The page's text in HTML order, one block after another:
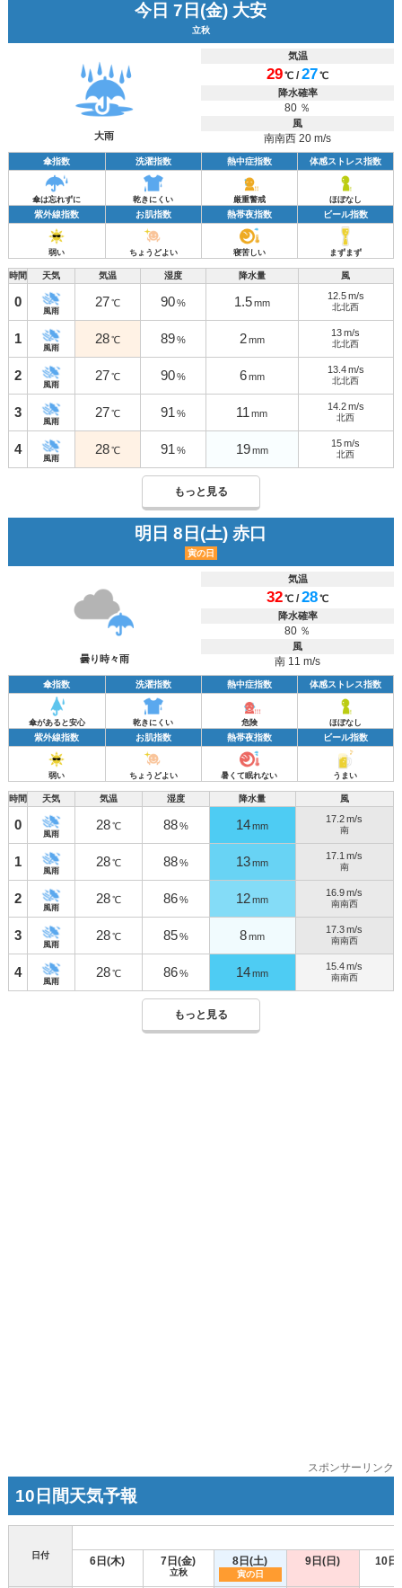
今日 7日(金) 大安
立秋
大雨
気温
29℃ /27℃
降水確率
80 ％
風
南南西 20 m/s
傘指数 洗濯指数 熱中症指数 体感ストレス指数
傘は忘れずに 乾きにくい 厳重警戒 ほぼなし
紫外線指数 お肌指数 熱帯夜指数 ビール指数
弱い ちょうどよい 寝苦しい まずまず
時間 天気 気温 湿度 降水量 風
0
風雨
27℃ 90% 1.5mm
12.5m/s
北北西
1
風雨
28℃ 89% 2mm
13 m/s
北北西
2
風雨
27℃ 90% 6mm
13.4m/s
北北西
3
風雨
27℃ 91 % 11 mm
14.2m/s
北西
4
風雨
28℃ 91 % 19mm
15 m/s
北西
もっと見る
明日 8日(土) 赤口
寅の日
曇り時々雨
気温
32℃ /28℃
降水確率
80 ％
風
南 11 m/s
傘指数 洗濯指数 熱中症指数 体感ストレス指数
傘があると安心 乾きにくい 危険 ほぼなし
紫外線指数 お肌指数 熱帯夜指数 ビール指数
弱い ちょうどよい 暑くて眠れない うまい
時間 天気 気温 湿度 降水量 風
0
風雨
28℃ 88% 14 mm
17.2 m/s
南
1
風雨
28℃ 88% 13 mm
17.1 m/s
南
2
風雨
28℃ 86% 12 mm
16.9 m/s
南南西
3
風雨
28℃ 85% 8 mm
17.3 m/s
南南西
4
風雨
28℃ 86% 14 mm
15.4 m/s
南南西
もっと見る
スポンサーリンク
10日間天気予報
日付 6日(木) 7日(金)
立秋
8日(土)
寅の日
9日(日) 10日